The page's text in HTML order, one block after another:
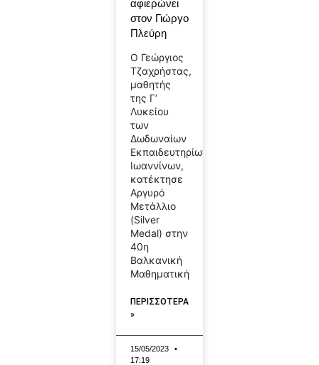
αφιερώνει
στον Γιώργο
Πλεύρη
Ο Γεώργιος
Τζαχρήστας,
μαθητής
της Γ’
Λυκείου
των
Δωδωναίων
Εκπαιδευτηρίων
Ιωαννίνων,
κατέκτησε
Αργυρό
Μετάλλιο
(Silver
Medal) στην
40η
Βαλκανική
Μαθηματική
ΠΕΡΙΣΣΟΤΕΡΑ
»
15/05/2023
17:19